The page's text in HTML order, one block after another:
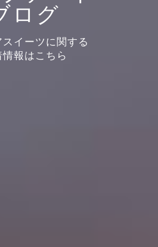
ログ
イーツに関する
情報はこちら